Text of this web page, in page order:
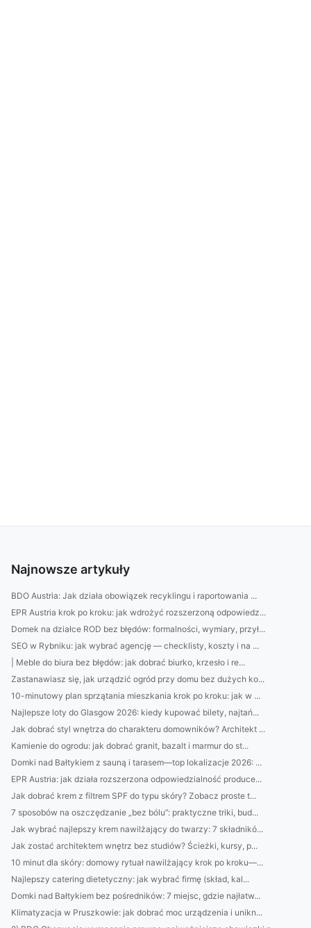
Najnowsze artykuły
BDO Austria: Jak działa obowiązek recyklingu i raportowania ...
EPR Austria krok po kroku: jak wdrożyć rozszerzoną odpowiedz...
Domek na działce ROD bez błędów: formalności, wymiary, przył...
SEO w Rybniku: jak wybrać agencję — checklisty, koszty i na ...
| Meble do biura bez błędów: jak dobrać biurko, krzesło i re...
Zastanawiasz się, jak urządzić ogród przy domu bez dużych ko...
10-minutowy plan sprzątania mieszkania krok po kroku: jak w ...
Najlepsze loty do Glasgow 2026: kiedy kupować bilety, najtań...
Jak dobrać styl wnętrza do charakteru domowników? Architekt ...
Kamienie do ogrodu: jak dobrać granit, bazalt i marmur do st...
Domki nad Bałtykiem z sauną i tarasem—top lokalizacje 2026: ...
EPR Austria: jak działa rozszerzona odpowiedzialność produce...
Jak dobrać krem z filtrem SPF do typu skóry? Zobacz proste t...
7 sposobów na oszczędzanie „bez bólu”: praktyczne triki, bud...
Jak wybrać najlepszy krem nawilżający do twarzy: 7 składnikó...
Jak zostać architektem wnętrz bez studiów? Ścieżki, kursy, p...
10 minut dla skóry: domowy rytuał nawilżający krok po kroku—...
Najlepszy catering dietetyczny: jak wybrać firmę (skład, kal...
Domki nad Bałtykiem bez pośredników: 7 miejsc, gdzie najłatw...
Klimatyzacja w Pruszkowie: jak dobrać moc urządzenia i unikn...